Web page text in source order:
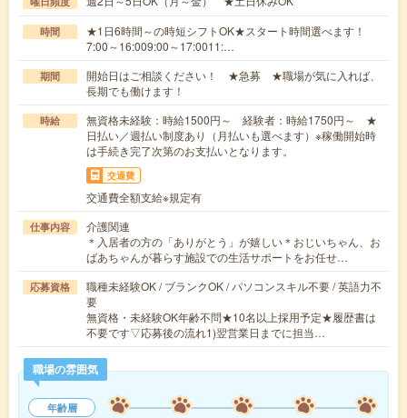
時間
★1日6時間～の時短シフトOK★スタート時間選べます！
7:00～16:009:00～17:0011:…
期間
開始日はご相談ください！ ★急募 ★職場が気に入れば、
長期でも働けます！
時給
無資格未経験：時給1500円～ 経験者：時給1750円～ ★
日払い／週払い制度あり（月払いも選べます）※稼働開始時
は手続き完了次第のお支払いとなります。
交通費
交通費全額支給※規定有
仕事内容
介護関連
＊入居者の方の「ありがとう」が嬉しい＊おじいちゃん、お
ばあちゃんが暮らす施設での生活サポートをお任せ…
応募資格
職種未経験OK / ブランクOK / パソコンスキル不要 / 英語力不
要
無資格・未経験OK年齢不問★10名以上採用予定★履歴書は
不要です▽応募後の流れ1)翌営業日までに担当…
職場の雰囲気
年齢層